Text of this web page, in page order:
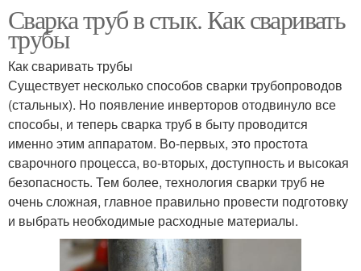
Сварка труб в стык. Как сваривать
трубы
Как сваривать трубы
Существует несколько способов сварки трубопроводов
(стальных). Но появление инверторов отодвинуло все
способы, и теперь сварка труб в быту проводится
именно этим аппаратом. Во-первых, это простота
сварочного процесса, во-вторых, доступность и высокая
безопасность. Тем более, технология сварки труб не
очень сложная, главное правильно провести подготовку
и выбрать необходимые расходные материалы.